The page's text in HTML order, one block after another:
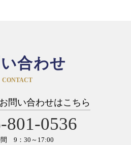
合わせ
CONTACT
問い合わせはこちら
801-0536
間 9：30～17:00